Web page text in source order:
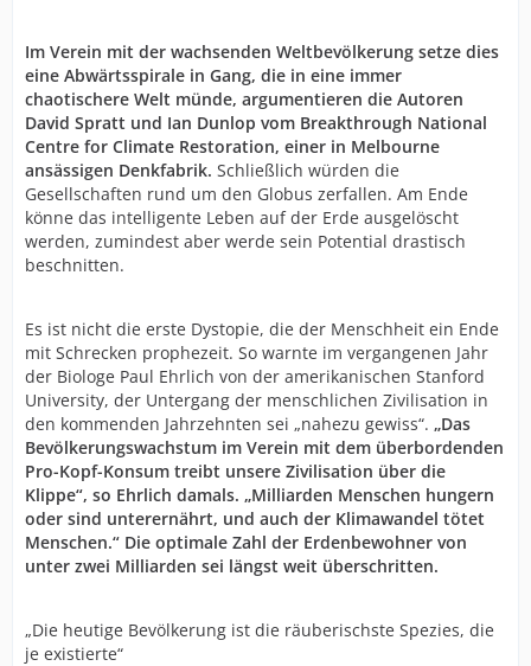
Im Verein mit der wachsenden Weltbevölkerung setze dies
eine Abwärtsspirale in Gang, die in eine immer
chaotischere Welt münde, argumentieren die Autoren
David Spratt und Ian Dunlop vom Breakthrough National
Centre for Climate Restoration, einer in Melbourne
ansässigen Denkfabrik. Schließlich würden die
Gesellschaften rund um den Globus zerfallen. Am Ende
könne das intelligente Leben auf der Erde ausgelöscht
werden, zumindest aber werde sein Potential drastisch
beschnitten.
Es ist nicht die erste Dystopie, die der Menschheit ein Ende
mit Schrecken prophezeit. So warnte im vergangenen Jahr
der Biologe Paul Ehrlich von der amerikanischen Stanford
University, der Untergang der menschlichen Zivilisation in
den kommenden Jahrzehnten sei „nahezu gewiss“. „Das
Bevölkerungswachstum im Verein mit dem überbordenden
Pro-Kopf-Konsum treibt unsere Zivilisation über die
Klippe“, so Ehrlich damals. „Milliarden Menschen hungern
oder sind unterernährt, und auch der Klimawandel tötet
Menschen.“ Die optimale Zahl der Erdenbewohner von
unter zwei Milliarden sei längst weit überschritten.
„Die heutige Bevölkerung ist die räuberischste Spezies, die
je existierte“